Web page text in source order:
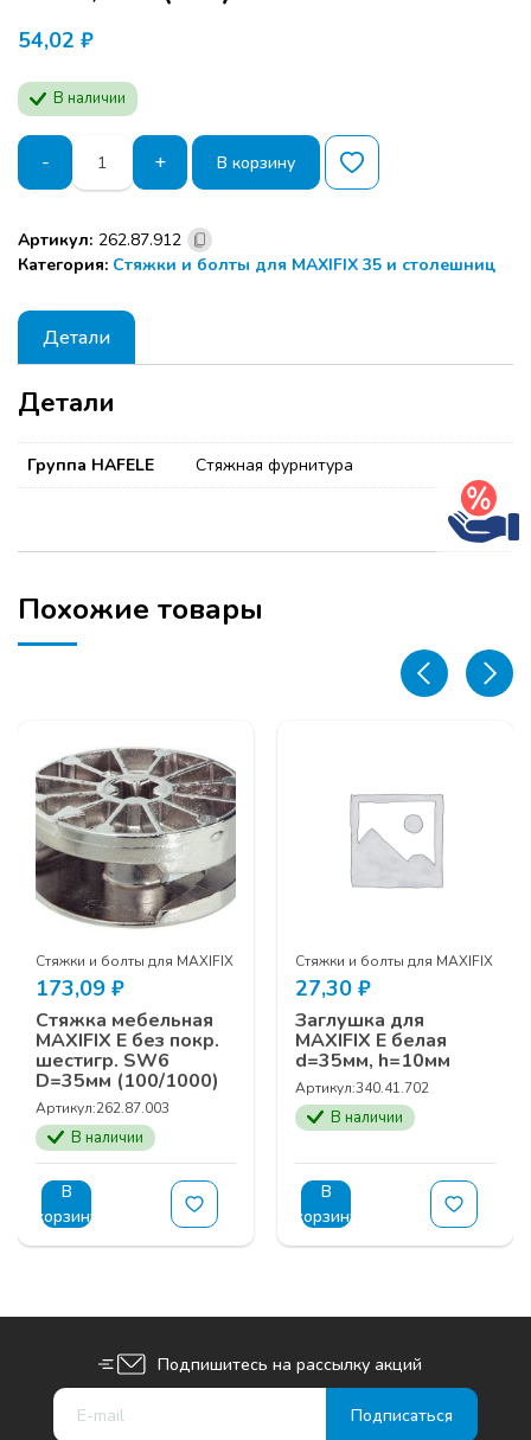
54,02 ₽
В наличии
-
Количество
товара
Болт
MAXIFIX
E
В55/
М8х9,5мм
(100)
+ В корзину
Артикул: 262.87.912
Категория: Стяжки и болты для MAXIFIX 35 и столешниц
Детали
Детали
Группа HAFELE Стяжная фурнитура
Похожие товары
столешниц
Стяжки и болты для MAXIFIX 35 и столешниц
173,09 ₽
Стяжка мебельная
MAXIFIX E без покр.
шестигр. SW6
D=35мм (100/1000)
Артикул:262.87.003
В наличии
В
корзину
Стяжки и болты для MAXIFIX 35 и
27,30 ₽
Заглушка для
MAXIFIX E белая
d=35мм, h=10мм
Артикул:340.41.702
В наличии
В
корзину
Подпишитесь на рассылку акций